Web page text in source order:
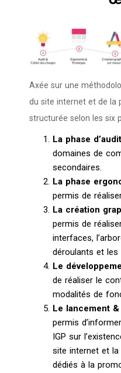
Axée sur une
du site internet et de la
structurée selon les six
La phase d’audit
domaines de
secondaires.
La phase
permis de
La création
permis de
interfaces,
déroulants et les
Le
de réaliser le
modalités de
Le lancement
permis
IGP sur
site internet et
dédiés à la